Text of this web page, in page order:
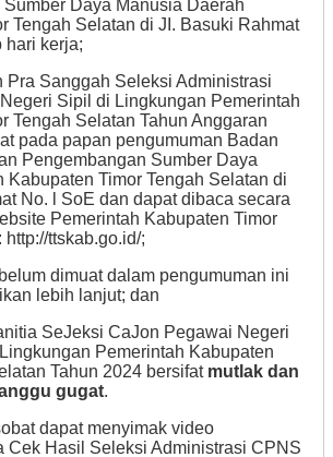
Daya Manusia Daerah
Tengah Selatan di JI. Basuki Rahmat
hari kerja;
Pra Sanggah Seleksi Administrasi
Sipil di Lingkungan Pemerintah
Tengah Selatan Tahun Anggaran
pada papan pengumuman Badan
Pengembangan Sumber Daya
Kabupaten Timor Tengah Selatan di
No. l SoE dan dapat dibaca secara
Pemerintah Kabupaten Timor
ttskab.go.id/;
dimuat dalam pengumuman ini
lebih lanjut; dan
SeJeksi CaJon Pegawai Negeri
Pemerintah Kabupaten
Tahun 2024 bersifat mutlak dan
gugat.
dapat menyimak video
Cek Hasil Seleksi Administrasi CPNS